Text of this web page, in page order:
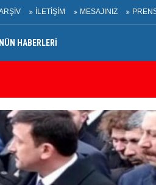
İLETİŞİM MESAJINIZ
HABERLERİ